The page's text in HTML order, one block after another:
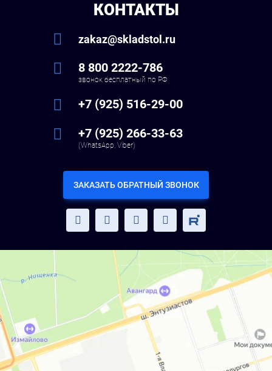
КОНТАКТЫ
zakaz@skladstol.ru
8 800 2222-786
звонок бесплатный по РФ
+7 (925) 516-29-00
+7 (925) 266-33-63
(WhatsApp, Viber)
ЗАКАЗАТЬ ОБРАТНЫЙ ЗВОНОК